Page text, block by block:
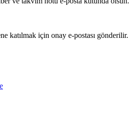
katılmak için onay e-postası gönderilir.